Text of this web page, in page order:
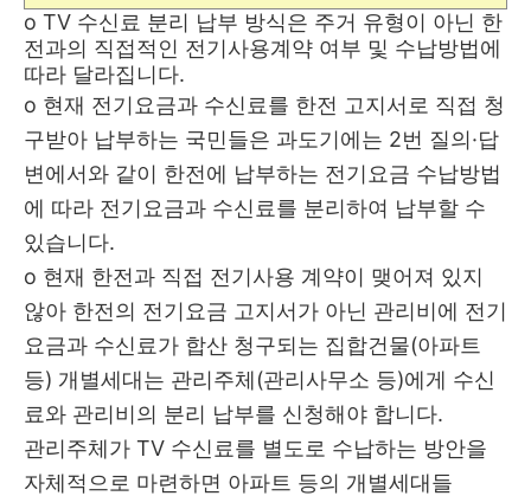
o TV 수신료 분리 납부 방식은 주거 유형이 아닌 한
전과의 직접적인 전기사용계약 여부 및 수납방법에
따라 달라집니다.
o 현재 전기요금과 수신료를 한전 고지서로 직접 청
구받아 납부하는 국민들은 과도기에는 2번 질의·답
변에서와 같이 한전에 납부하는 전기요금 수납방법
에 따라 전기요금과 수신료를 분리하여 납부할 수
있습니다.
o 현재 한전과 직접 전기사용 계약이 맺어져 있지
않아 한전의 전기요금 고지서가 아닌 관리비에 전기
요금과 수신료가 합산 청구되는 집합건물(아파트
등) 개별세대는 관리주체(관리사무소 등)에게 수신
료와 관리비의 분리 납부를 신청해야 합니다.
관리주체가 TV 수신료를 별도로 수납하는 방안을
자체적으로 마련하면 아파트 등의 개별세대들